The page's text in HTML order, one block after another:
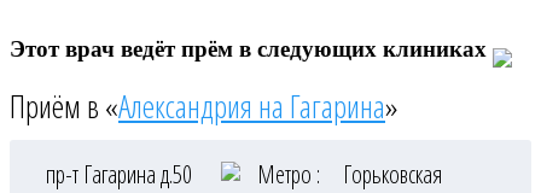
Этот врач ведёт прём в следующих клиниках
Приём в «Александрия на Гагарина»
пр-т Гагарина д.50 Метро : Горьковская